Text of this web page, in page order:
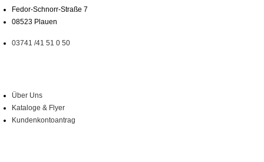
Fedor-Schnorr-Straße 7
08523 Plauen
03741 /41 51 0 50
Über Uns
Kataloge & Flyer
Kundenkontoantrag